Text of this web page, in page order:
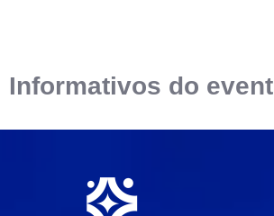
Informativos do